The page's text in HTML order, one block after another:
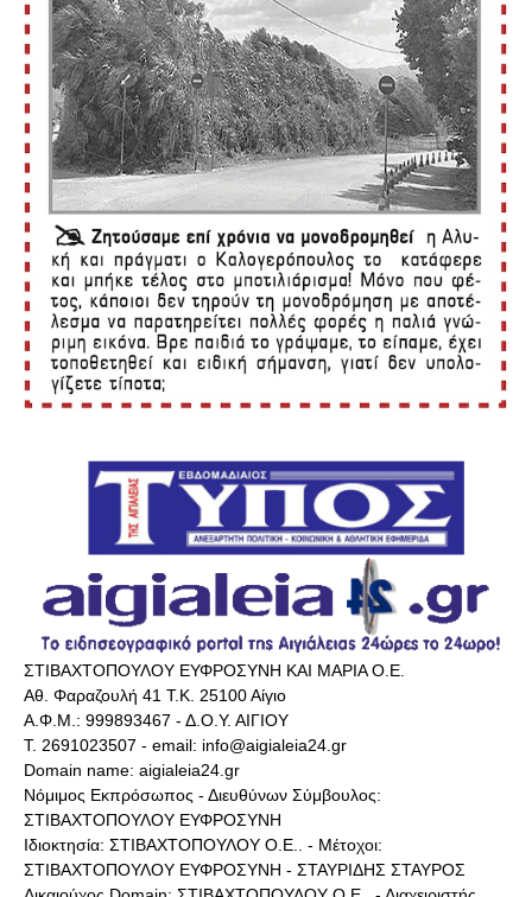
ΣΤΙΒΑΧΤΟΠΟΥΛΟΥ ΕΥΦΡΟΣΥΝΗ ΚΑΙ ΜΑΡΙΑ Ο.Ε.
Αθ. Φαραζουλή 41 Τ.Κ. 25100 Αίγιο
Α.Φ.Μ.: 999893467 - Δ.Ο.Υ. ΑΙΓΙΟΥ
Τ. 2691023507 - email: info@aigialeia24.gr
Domain name: aigialeia24.gr
Νόμιμος Εκπρόσωπος - Διευθύνων Σύμβουλος:
ΣΤΙΒΑΧΤΟΠΟΥΛΟΥ ΕΥΦΡΟΣΥΝΗ
Ιδιοκτησία: ΣΤΙΒΑΧΤΟΠΟΥΛΟΥ Ο.Ε.. - Μέτοχοι:
ΣΤΙΒΑΧΤΟΠΟΥΛΟΥ ΕΥΦΡΟΣΥΝΗ - ΣΤΑΥΡΙΔΗΣ ΣΤΑΥΡΟΣ